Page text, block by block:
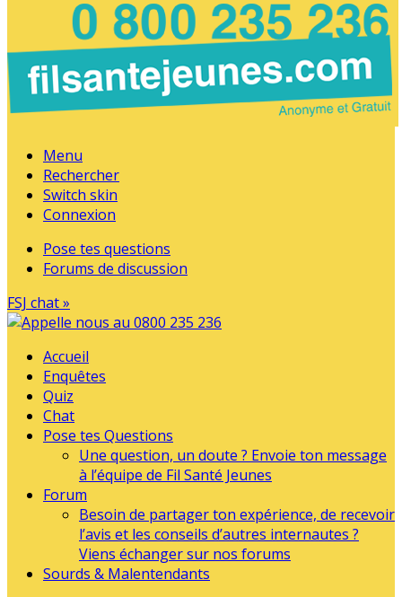
Menu
Rechercher
Switch skin
Connexion
Pose tes questions
Forums de discussion
FSJ chat »
Accueil
Enquêtes
Quiz
Chat
Pose tes Questions
Une question, un doute ? Envoie ton message
à l’équipe de Fil Santé Jeunes
Forum
Besoin de partager ton expérience, de recevoir
l’avis et les conseils d’autres internautes ?
Viens échanger sur nos forums
Sourds & Malentendants